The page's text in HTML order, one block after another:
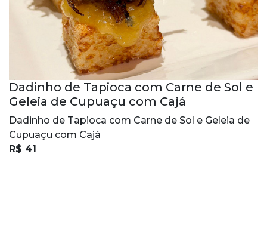
Dadinho de Tapioca com Carne de Sol e
Geleia de Cupuaçu com Cajá
Dadinho de Tapioca com Carne de Sol e Geleia de
Cupuaçu com Cajá
R$ 41